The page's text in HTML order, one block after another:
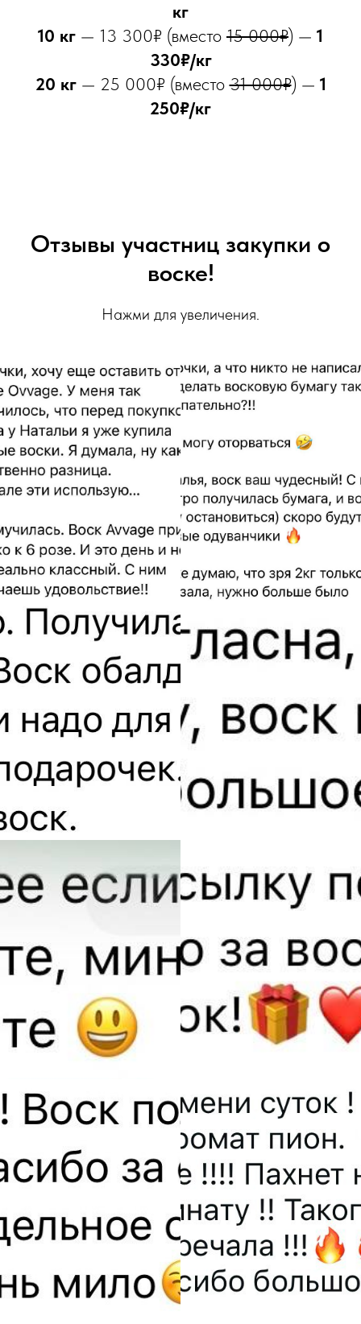
кг
10 кг — 13 300₽ (вместо 15 000₽) — 1
330₽/кг
20 кг— 25 000₽ (вместо31 000₽) — 1
250₽/кг
Отзывы участниц закупки о
воске!
Нажми для увеличения.